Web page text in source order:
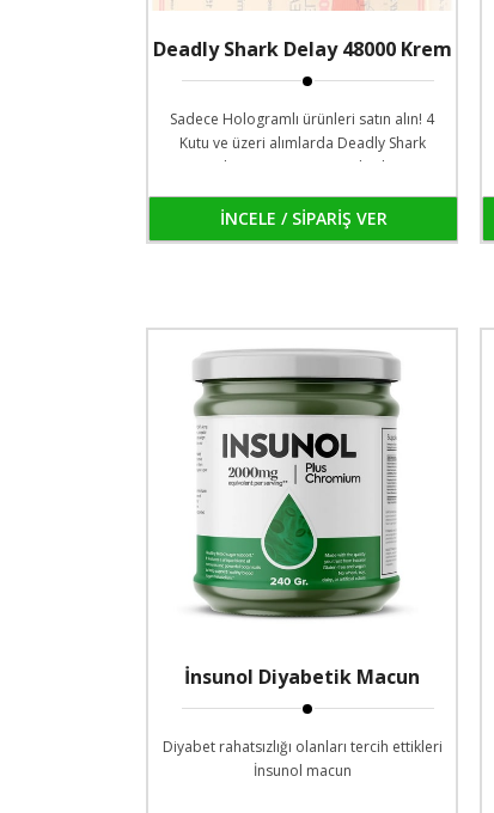
Deadly Shark Delay 48000 Krem
Sadece Hologramlı ürünleri satın alın! 4
Kutu ve üzeri alımlarda Deadly Shark
Delay 48000 Sprey Hediyeli...
İNCELE / SİPARİŞ VER
İnsunol Diyabetik Macun
Diyabet rahatsızlığı olanları tercih ettikleri
İnsunol macun